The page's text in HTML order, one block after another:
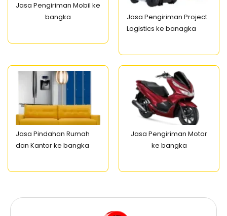
Jasa Pengiriman Mobil ke
bangka
Jasa Pengiriman Project
Logistics ke banagka
Jasa Pindahan Rumah
dan Kantor ke bangka
Jasa Pengiriman Motor
ke bangka